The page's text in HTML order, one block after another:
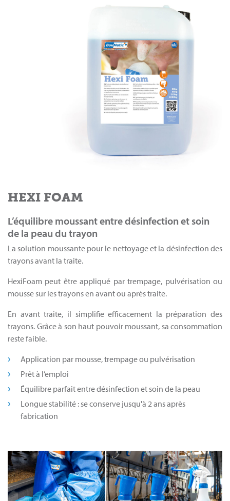
HEXI FOAM
L’équilibre moussant entre désinfection et soin
de la peau du trayon
La solution moussante pour le nettoyage et la désinfection des
trayons avant la traite.
HexiFoam peut être appliqué par trempage, pulvérisation ou
mousse sur les trayons en avant ou après traite.
En avant traite, il simplifie efficacement la préparation des
trayons. Grâce à son haut pouvoir moussant, sa consommation
reste faible.
Application par mousse, trempage ou pulvérisation
Prêt à l’emploi
Équilibre parfait entre désinfection et soin de la peau
Longue stabilité : se conserve jusqu'à 2 ans après
fabrication